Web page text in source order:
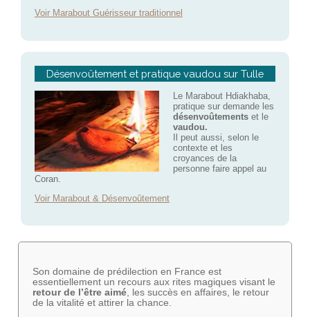
Voir Marabout Guérisseur traditionnel
Désenvoûtement et pratique vaudou sur Tulle
Le Marabout Hdiakhaba,
pratique sur demande les
désenvoûtementset le
vaudou.
Il peut aussi, selon le
contexte et les
croyances de la
personne faire appel au
Coran.
Voir Marabout & Désenvoûtement
Son domaine de prédilection en France est
essentiellement un recours aux rites magiques visant le
retour de l’être aimé, les succès en affaires, le retour
de la vitalité et attirer la chance.